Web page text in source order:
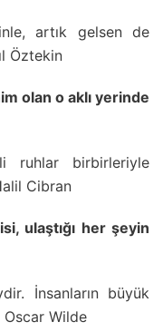
artık gelsen de
Öztekin
olan o aklı yerinde
ruhlar birbirleriyle
Cibran
ulaştığı her şeyin
İnsanların büyük
Wilde